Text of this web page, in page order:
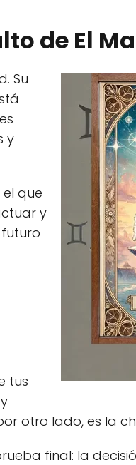
de El
Su
y
que
y
tus
otro lado, es la
final: la